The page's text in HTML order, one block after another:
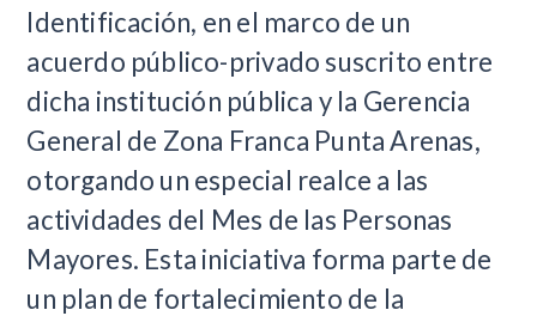
Identificación, en el marco de un
acuerdo público-privado suscrito entre
dicha institución pública y la Gerencia
General de Zona Franca Punta Arenas,
otorgando un especial realce a las
actividades del Mes de las Personas
Mayores. Esta iniciativa forma parte de
un plan de fortalecimiento de la